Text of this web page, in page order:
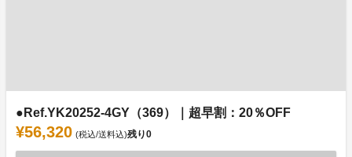
●Ref.YK20252-4GY（369）｜超早割：20％OFF
¥56,320 (税込/送料込)残り0